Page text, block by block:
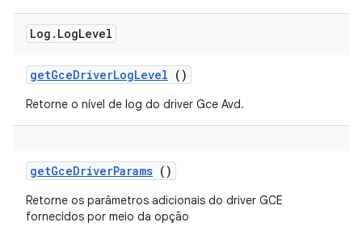
Log . LogLevel
getGceDriverLogLevel ()
Retorne o nível de log do driver Gce Avd.
getGceDriverParams ()
Retorne os parâmetros adicionais do driver GCE
fornecidos por meio da opção